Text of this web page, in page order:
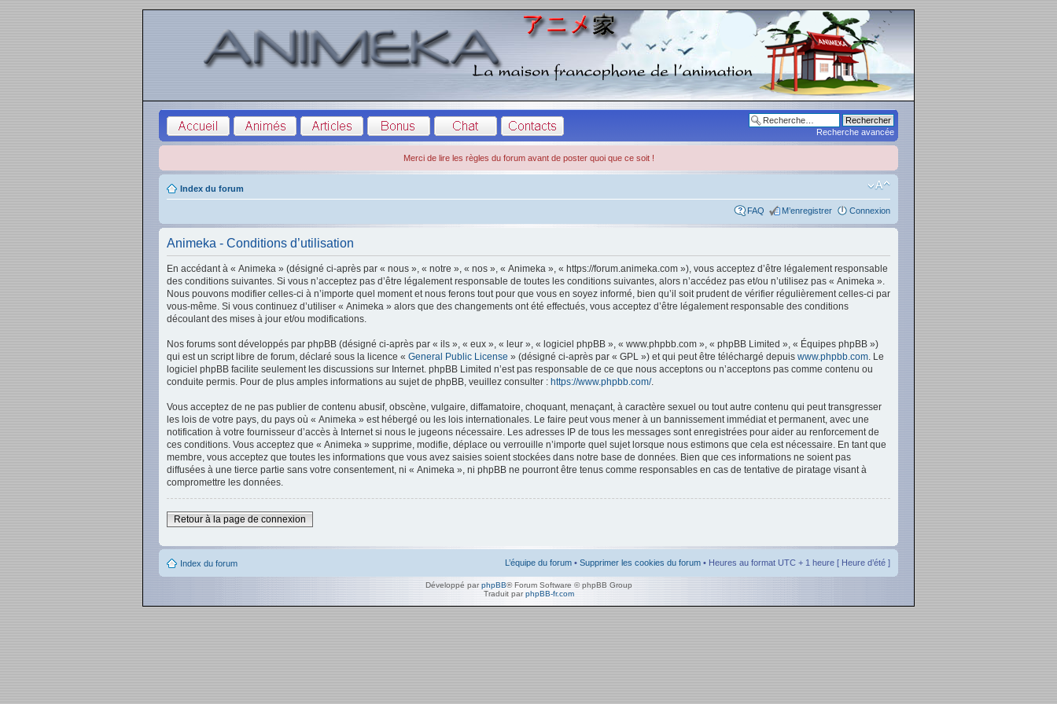
Recherche avancée
Merci de lire les règles du forum avant de poster quoi que ce soit !
Index du forum
FAQ M’enregistrer Connexion
Animeka - Conditions d’utilisation
En accédant à « Animeka » (désigné ci-après par « nous », « notre », « nos », « Animeka », « https://forum.animeka.com »), vous acceptez d’être légalement responsable
des conditions suivantes. Si vous n’acceptez pas d’être légalement responsable de toutes les conditions suivantes, alors n’accédez pas et/ou n’utilisez pas « Animeka ».
Nous pouvons modifier celles-ci à n’importe quel moment et nous ferons tout pour que vous en soyez informé, bien qu’il soit prudent de vérifier régulièrement celles-ci par
vous-même. Si vous continuez d’utiliser « Animeka » alors que des changements ont été effectués, vous acceptez d’être légalement responsable des conditions
découlant des mises à jour et/ou modifications.
Nos forums sont développés par phpBB (désigné ci-après par « ils », « eux », « leur », « logiciel phpBB », « www.phpbb.com », « phpBB Limited », « Équipes phpBB »)
qui est un script libre de forum, déclaré sous la licence « General Public License » (désigné ci-après par « GPL ») et qui peut être téléchargé depuis www.phpbb.com. Le
logiciel phpBB facilite seulement les discussions sur Internet. phpBB Limited n’est pas responsable de ce que nous acceptons ou n’acceptons pas comme contenu ou
conduite permis. Pour de plus amples informations au sujet de phpBB, veuillez consulter : https://www.phpbb.com/.
Vous acceptez de ne pas publier de contenu abusif, obscène, vulgaire, diffamatoire, choquant, menaçant, à caractère sexuel ou tout autre contenu qui peut transgresser
les lois de votre pays, du pays où « Animeka » est hébergé ou les lois internationales. Le faire peut vous mener à un bannissement immédiat et permanent, avec une
notification à votre fournisseur d’accès à Internet si nous le jugeons nécessaire. Les adresses IP de tous les messages sont enregistrées pour aider au renforcement de
ces conditions. Vous acceptez que « Animeka » supprime, modifie, déplace ou verrouille n’importe quel sujet lorsque nous estimons que cela est nécessaire. En tant que
membre, vous acceptez que toutes les informations que vous avez saisies soient stockées dans notre base de données. Bien que ces informations ne soient pas
diffusées à une tierce partie sans votre consentement, ni « Animeka », ni phpBB ne pourront être tenus comme responsables en cas de tentative de piratage visant à
compromettre les données.
Retour à la page de connexion
Index du forum L’équipe du forum • Supprimer les cookies du forum • Heures au format UTC + 1 heure [ Heure d’été ]
Développé par phpBB® Forum Software © phpBB Group
Traduit parphpBB-fr.com